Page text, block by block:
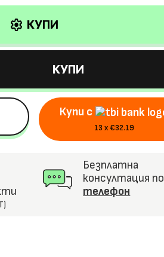
settings КУПИ
КУПИ
Купи с
13 x €32.19
Безплатна
консултация по
телефон